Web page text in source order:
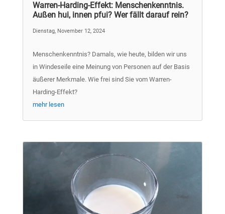
Warren-Harding-Effekt: Menschenkenntnis.
Außen hui, innen pfui? Wer fällt darauf rein?
Dienstag, November 12, 2024
Menschenkenntnis? Damals, wie heute, bilden wir uns
in Windeseile eine Meinung von Personen auf der Basis
äußerer Merkmale. Wie frei sind Sie vom Warren-
Harding-Effekt?
mehr lesen